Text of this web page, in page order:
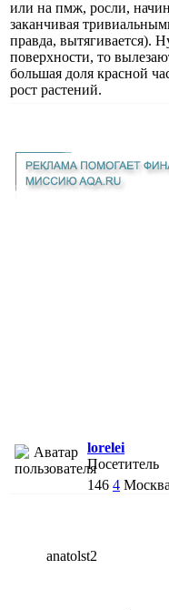
или на пмж, росли,
заканчивая
правда, вытягивается).
поверхности, то
большая доля красной
рост растений.
lorelei
Посетитель
146 4 Москва
anatolst2